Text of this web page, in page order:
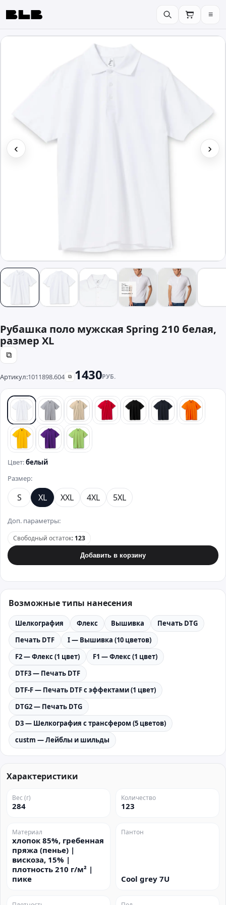
BLB ≡
‹ ›
Рубашка поло мужская Spring 210 белая,
размер XL
⧉
Артикул:1011898.604 ⧉ 1430РУБ.
белый серый бежевыйкрасный черный синий
желтыйфиолетовый
зеленый
Цвет:белый
Размер:
S XL XXL 4XL 5XL
Доп. параметры:
Свободный остаток: 123
Добавить в корзину
Возможные типы нанесения
Шелкография Флекс Вышивка
Печать DTG
Печать DTF
I — Вышивка (10 цветов)
F2 — Флекс (1 цвет)
F1 — Флекс (1 цвет)
DTF3 — Печать DTF
DTF-F — Печать DTF с эффектами (1 цвет)
DTG2 — Печать DTG
D3 — Шелкография с трансфером (5 цветов)
custm — Лейблы и шильды
Характеристики
Вес (г)
284
Количество
123
Материал
хлопок 85%, гребенная
пряжа (пенье) |
вискоза, 15% |
плотность 210 г/м² |
пике
Пантон
Cool grey 7U